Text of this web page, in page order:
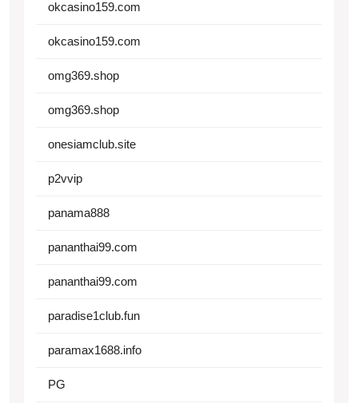
okcasino159.com
okcasino159.com
omg369.shop
omg369.shop
onesiamclub.site
p2vvip
panama888
pananthai99.com
pananthai99.com
paradise1club.fun
paramax1688.info
PG